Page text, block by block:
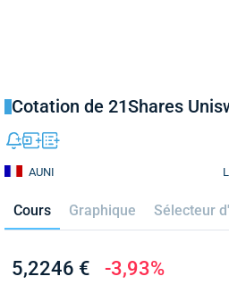
Cotation de 21Shares
AUNI
Cours Graphique Sélecteur
5,2246 € -3,93%